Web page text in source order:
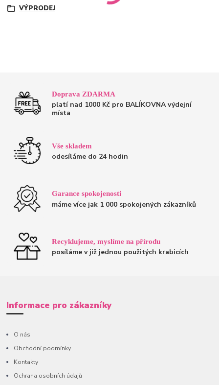
VÝPRODEJ
Doprava ZDARMA
platí nad 1000 Kč pro BALÍKOVNA výdejní
místa
Vše skladem
odesíláme do 24 hodin
Garance spokojenosti
máme více jak 1 000 spokojených zákazníků
Recyklujeme, myslíme na přírodu
posíláme v již jednou použitých krabicích
Informace pro zákazníky
O nás
Obchodní podmínky
Kontakty
Ochrana osobních údajů